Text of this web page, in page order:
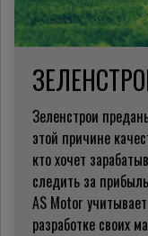
Зеленстрои
этой причине
кто хочет
следить за
AS Motor
разработке своих